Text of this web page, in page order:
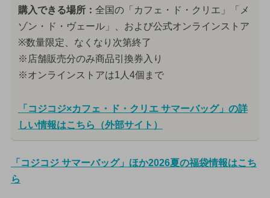
購入できる場所： 全国の「カフェ・ド・クリエ」「メ
ゾン・ド・ヴェール」、および公式オンラインストア
※数量限定、なくなり次第終了
※店舗販売分のみ商品引換券入り
※オンラインストアは1人4個まで
「コジコジ×カフェ・ド・クリエ サマーバッグ」の詳
しい情報はこちら（外部サイト）
「コジコジ サマーバッグ」ほか2026夏の福袋情報はこち
ら